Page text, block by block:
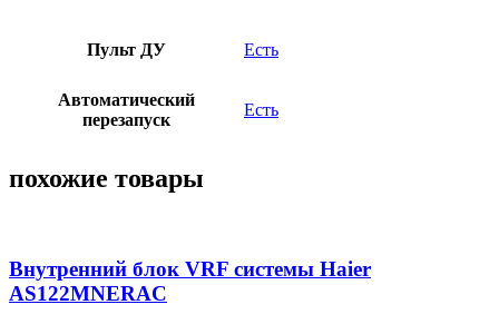
Пульт ДУ Есть
Автоматический
перезапуск
Есть
похожие товары
Внутренний блок VRF системы Haier
AS122MNERAC